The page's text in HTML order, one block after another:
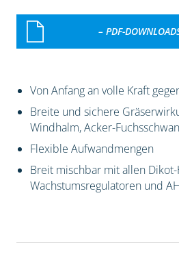
– PDF-
Von Anfang an volle Kraft
Breite und sichere
Windhalm, Acker-
Flexible Aufwandmengen
Breit mischbar mit allen
Wachstumsregulatoren und